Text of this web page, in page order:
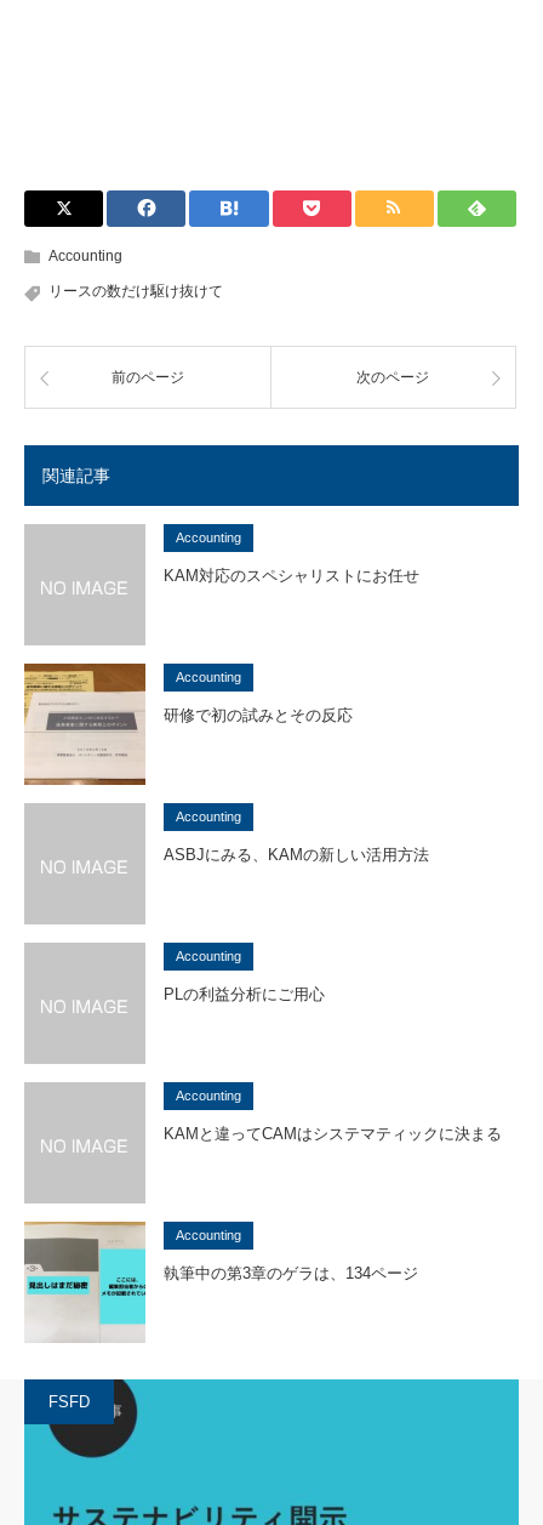
Accounting
リースの数だけ駆け抜けて
前のページ 次のページ
関連記事
Accounting
KAM対応のスペシャリストにお任せ
Accounting
研修で初の試みとその反応
Accounting
ASBJにみる、KAMの新しい活用方法
Accounting
PLの利益分析にご用心
Accounting
KAMと違ってCAMはシステマティックに決まる
Accounting
執筆中の第3章のゲラは、134ページ
FSFD